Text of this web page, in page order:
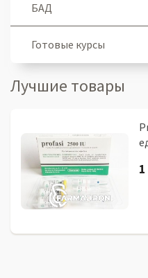
БАД
Готовые курсы
Лучшие товары